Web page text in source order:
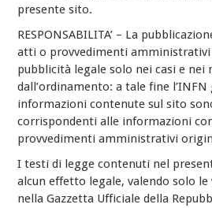
presente sito.
RESPONSABILITA’ – La
atti o provvedimenti
pubblicità legale solo nei casi e nei
dall’ordinamento: a tale fine
informazioni contenute sul sito
corrispondenti alle informazioni
provvedimenti amministrativi
I testi di legge contenuti nel
alcun effetto legale, valendo solo
nella Gazzetta Ufficiale della